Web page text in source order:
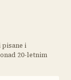
pisane i
20-letnim